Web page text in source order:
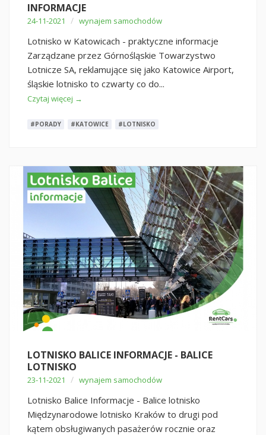
INFORMACJE
24-11-2021 / wynajem samochodów
Lotnisko w Katowicach - praktyczne informacje
Zarządzane przez Górnośląskie Towarzystwo
Lotnicze SA, reklamujące się jako Katowice Airport,
śląskie lotnisko to czwarty co do...
Czytaj więcej →
#PORADY #KATOWICE #LOTNISKO
LOTNISKO BALICE INFORMACJE - BALICE
LOTNISKO
23-11-2021 / wynajem samochodów
Lotnisko Balice Informacje - Balice lotnisko
Międzynarodowe lotnisko Kraków to drugi pod
kątem obsługiwanych pasażerów rocznie oraz